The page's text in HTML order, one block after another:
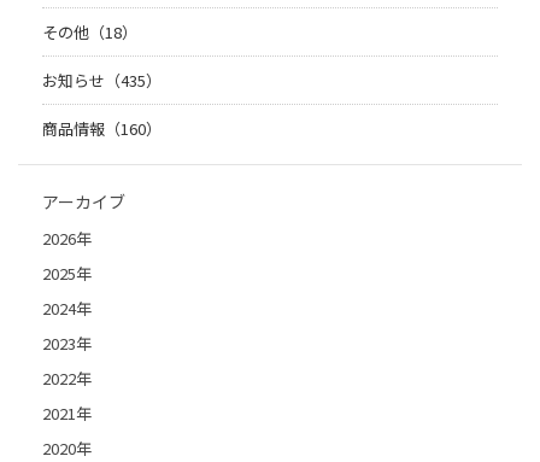
その他（18）
お知らせ（435）
商品情報（160）
アーカイブ
2026年
2025年
2024年
2023年
2022年
2021年
2020年